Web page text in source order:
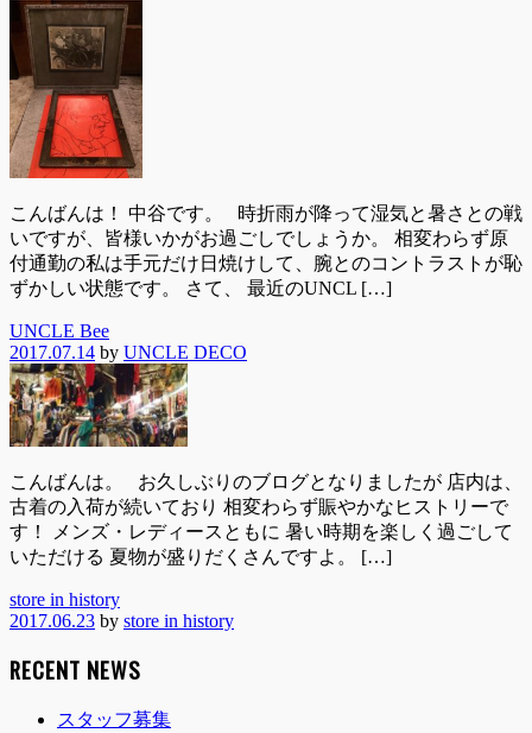
こんばんは！ 中谷です。 時折雨が降って湿気と暑さとの戦
いですが、皆様いかがお過ごしでしょうか。 相変わらず原
付通勤の私は手元だけ日焼けして、腕とのコントラストが恥
ずかしい状態です。 さて、 最近のUNCL […]
UNCLE Bee
2017.07.14 by UNCLE DECO
こんばんは。 お久しぶりのブログとなりましたが 店内は、
古着の入荷が続いており 相変わらず賑やかなヒストリーで
す！ メンズ・レディースともに 暑い時期を楽しく過ごして
いただける 夏物が盛りだくさんですよ。 […]
store in history
2017.06.23 by store in history
RECENT NEWS
スタッフ募集